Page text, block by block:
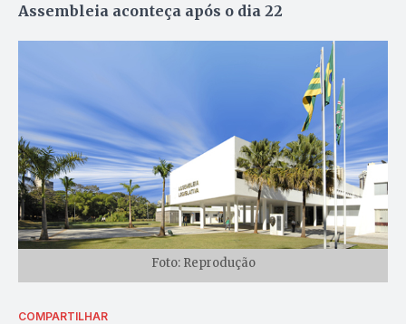
Assembleia aconteça após o dia 22
Foto: Reprodução
COMPARTILHAR